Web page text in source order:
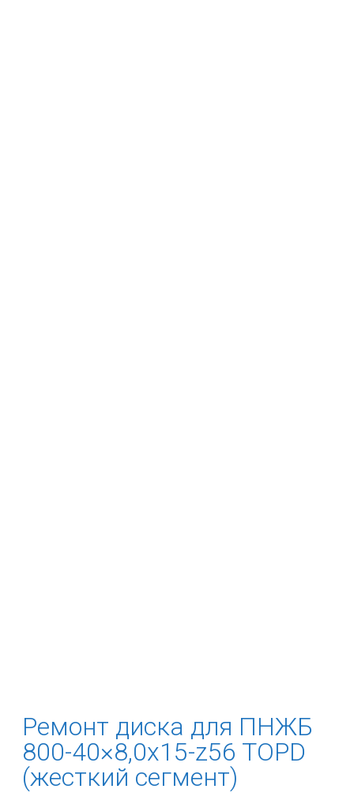
Ремонт диска для ПНЖБ
800-40×8,0x15-z56 TOPD
(жесткий сегмент)